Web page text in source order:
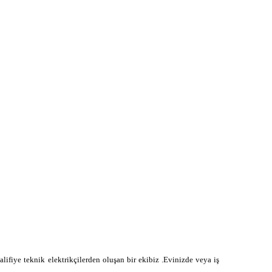
teknik elektrikçilerden oluşan bir ekibiz .Evinizde veya iş